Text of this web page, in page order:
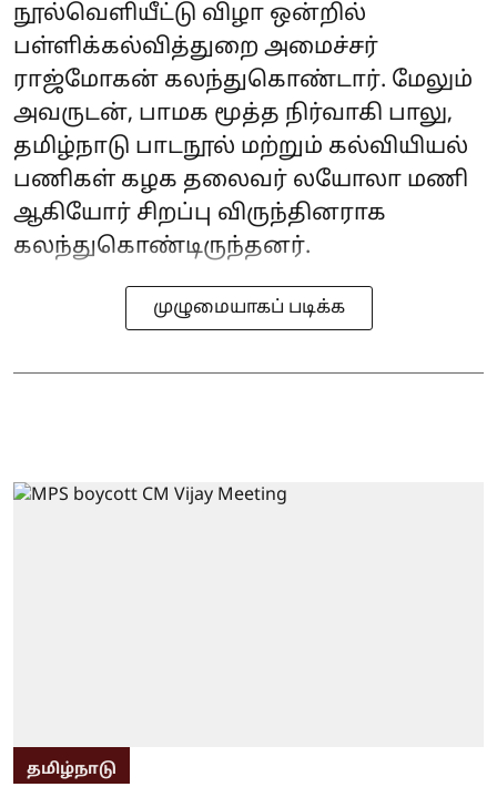
நூல்வெளியீட்டு விழா ஒன்றில்
பள்ளிக்கல்வித்துறை அமைச்சர்
ராஜ்மோகன் கலந்துகொண்டார். மேலும்
அவருடன், பாமக மூத்த நிர்வாகி பாலு,
தமிழ்நாடு பாடநூல் மற்றும் கல்வியியல்
பணிகள் கழக தலைவர் லயோலா மணி
ஆகியோர் சிறப்பு விருந்தினராக
கலந்துகொண்டிருந்தனர்.
முழுமையாகப் படிக்க
தமிழ்நாடு